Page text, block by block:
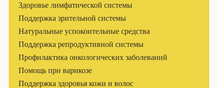
Здоровье лимфатической системы
Поддержка зрительной системы
Натуральные успокоительные средства
Поддержка репродуктивной системы
Профилактика онкологических заболеваний
Помощь при варикозе
Поддержка здоровья кожи и волос